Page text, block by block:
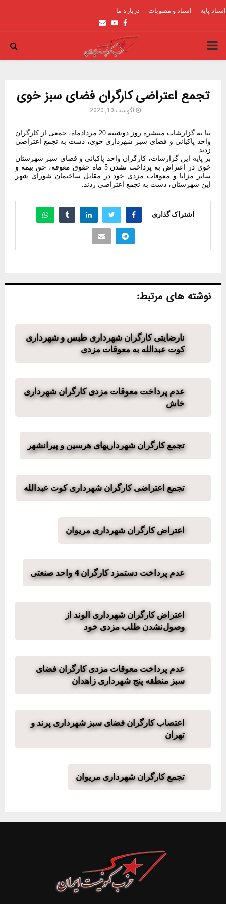
اسناد پایه اسناد و مصوبات درباره ما
Facebook
Youtube
Email
PRIMARY
تجمع اعتراضی کارگران فضای سبز خوی
آگوست 10, 2020
بنا به گزارشات منتشره روز دوشنبه 20 مردادماه، جمعی از کارگران
واحد پاکبانی و فضای سبز شهرداری خوی، دست به تجمع اعتراضی
زدند.
بر پایه این گزارشات، کارگران واحد پاکبانی و فضای سبز شهرستان
خوی در اعتراض به پرداخت نشدن 5 ماه حقوق معوقه، حق بیمه و
سایر مزایا و معوقات مزدی خود در مقابل ساختمان شورای شهر
این شهرستان، دست به تجمع اعتراضی زدند.
اشتراک گذاری
نوشته های مرتبط:
نارضایتی کارگران شهرداری طبس و شهرداری
کوت عبدالله به معوقات مزدی
عدم پرداخت معوقات مزدی کارگران شهرداری
خاش
تجمع کارگران شهرداریهای هرسین و پیرانشهر
تجمع اعتراضی کارگران شهرداری کوت عبدالله
اعتراض کارگران شهرداری مریوان
عدم پرداخت دستمزد کارگران 4 واحد صنعتی
اعتراض کارگران شهرداری الوند از
وصول‌نشدن طلب مزدی خود
عدم پرداخت معوقات مزدی کارگران فضای
سبز منطقه پنج شهرداری زاهدان
اعتصاب کارگران فضای سبز شهرداری پرند و
تهران
تجمع کارگران شهرداری مریوان